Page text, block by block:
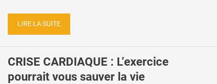
LIRE LA SUITE
CRISE CARDIAQUE : L’exercice
pourrait vous sauver la vie